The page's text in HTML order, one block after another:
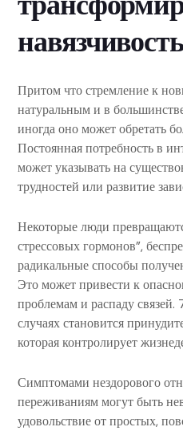
навязчивость
Притом что стремление к
натуральным и в
иногда оно может обретать
Постоянная потребность в
может указывать на
трудностей или развитие
Некоторые люди
стрессовых гормонов”,
радикальные способы
Это может привести к
проблемам и распаду
случаях становится
которая контролирует
Симптомами нездорового
переживаниям могут быть
удовольствие от простых,